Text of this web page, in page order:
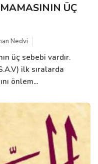
ÜÇ
Nedvi
üç sebebi vardır.
ilk sıralarda
önlem...